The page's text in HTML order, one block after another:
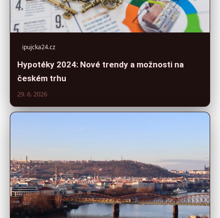
ipujcka24.cz
Hypotéky 2024: Nové trendy a možnosti na
českém trhu
29. 6. 2026